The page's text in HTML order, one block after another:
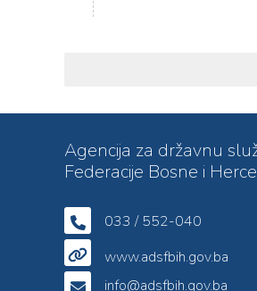
Agencija za državnu
Federacije Bosne i
033 / 552-040
www.adsfbih.gov.ba
info@adsfbih.gov.ba